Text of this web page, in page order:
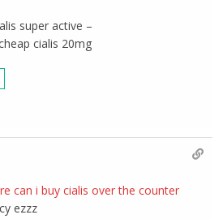
super active –
cialis 20mg
can i buy cialis over the counter
ezzz